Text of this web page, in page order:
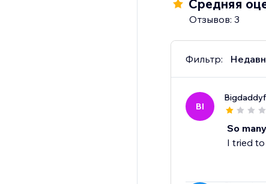
Средняя
Отзывов: 3
Фильтр:
BI
So
I tried